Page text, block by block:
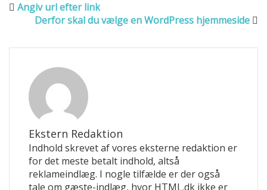
Angiv url efter link
Derfor skal du vælge en WordPress hjemmeside
Ekstern Redaktion
Indhold skrevet af vores eksterne redaktion er
for det meste betalt indhold, altså
reklameindlæg. I nogle tilfælde er der også
tale om gæste-indlæg, hvor HTML.dk ikke er